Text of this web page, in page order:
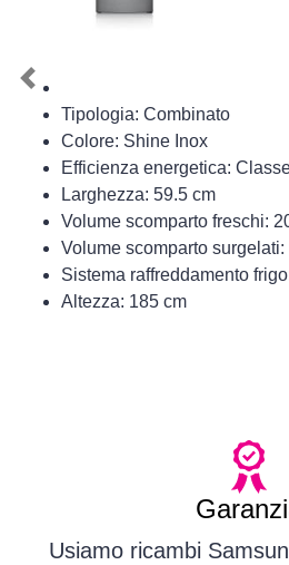
Tipologia: Combinato
Colore: Shine Inox
Efficienza energetica:
Larghezza: 59.5 cm
Volume scomparto freschi:
Volume scomparto surgelati:
Sistema raffreddamento
Altezza: 185 cm
Previous
Usiamo ricambi